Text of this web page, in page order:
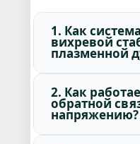
1. Как
вихревой
плазменной
2. Как
обратной
напряжению?